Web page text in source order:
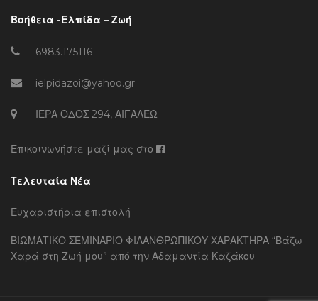
Βοήθεια -Ελπίδα – Ζωή
6983.175116
ielpidazoi@yahoo.gr
ΙΕΡΑ ΟΔΟΣ 294, ΑΙΓΑΛΕΩ
Επικοινωνήστε μαζί μας στο
Τελευταία Νέα
Ευχαριστήρια επιστολή
ΒΙΩΜΑΤΙΚΟ ΣΕΜΙΝΑΡΙΟ ΦΙΛΑΝΘΡΩΠΙΚΟΥ ΧΑΡΑΚΤΗΡΑ “Βάζω
Χαρά στη Ζωή μου” από την Αδαμαντία Καζάκου